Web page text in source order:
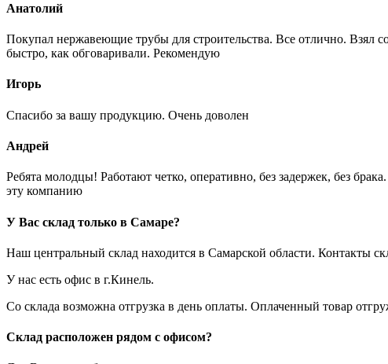
Анатолий
Покупал нержавеющие трубы для строительства. Все отлично. Взял
быстро, как обговаривали. Рекомендую
Игорь
Спасибо за вашу продукцию. Очень доволен
Андрей
Ребята молодцы! Работают четко, оперативно, без задержек, без
эту компанию
У Вас склад только в Самаре?
Наш центральный склад находится в Самарской области. Контакты
У нас есть офис в г.Кинель.
Со склада возможна отгрузка в день оплаты. Оплаченный товар
Склад расположен рядом с офисом?